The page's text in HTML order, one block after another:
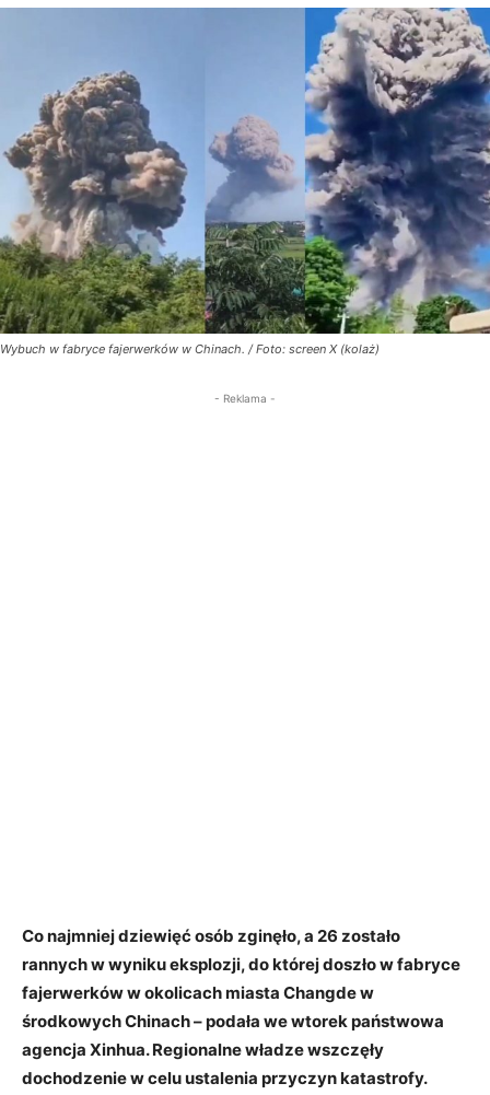
Wybuch w fabryce fajerwerków w Chinach. / Foto: screen X (kolaż)
- Reklama -
Co najmniej dziewięć osób zginęło, a 26 zostało
rannych w wyniku eksplozji, do której doszło w fabryce
fajerwerków w okolicach miasta Changde w
środkowych Chinach – podała we wtorek państwowa
agencja Xinhua. Regionalne władze wszczęły
dochodzenie w celu ustalenia przyczyn katastrofy.